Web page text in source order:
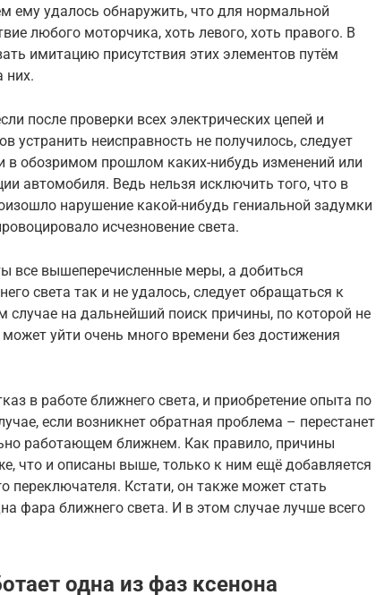
ему удалось обнаружить, что для нормальной
любого моторчика, хоть левого, хоть правого. В
имитацию присутствия этих элементов путём
них.
после проверки всех электрических цепей и
устранить неисправность не получилось, следует
в обозримом прошлом каких-нибудь изменений или
автомобиля. Ведь нельзя исключить того, что в
нарушение какой-нибудь гениальной задумки
исчезновение света.
все вышеперечисленные меры, а добиться
света так и не удалось, следует обращаться к
случае на дальнейший поиск причины, по которой не
уйти очень много времени без достижения
в работе ближнего света, и приобретение опыта по
если возникнет обратная проблема – перестанет
работающем ближнем. Как правило, причины
что и описаны выше, только к ним ещё добавляется
переключателя. Кстати, он также может стать
фара ближнего света. И в этом случае лучше всего
одна из фаз ксенона